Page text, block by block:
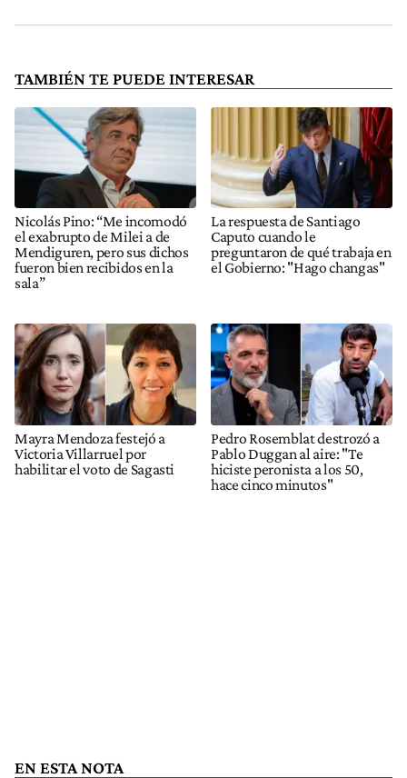
TAMBIÉN TE PUEDE INTERESAR
Nicolás Pino: “Me incomodó
el exabrupto de Milei a de
Mendiguren, pero sus dichos
fueron bien recibidos en la
sala”
La respuesta de Santiago
Caputo cuando le
preguntaron de qué trabaja en
el Gobierno: "Hago changas"
Mayra Mendoza festejó a
Victoria Villarruel por
habilitar el voto de Sagasti
Pedro Rosemblat destrozó a
Pablo Duggan al aire: "Te
hiciste peronista a los 50,
hace cinco minutos"
EN ESTA NOTA